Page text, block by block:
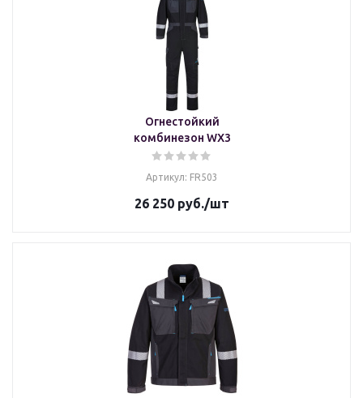
Огнестойкий
комбинезон WX3
Артикул: FR503
26 250 руб./шт